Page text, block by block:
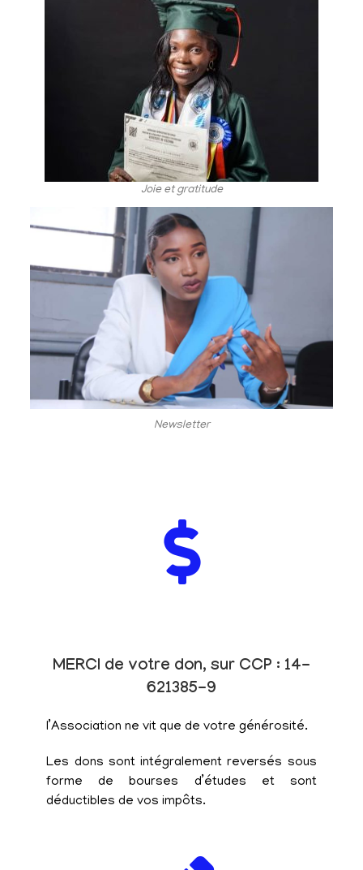
Joie et gratitude
Newsletter
MERCI de votre don, sur CCP : 14-
621385-9
l’Association ne vit que de votre générosité.
Les dons sont intégralement reversés sous
forme de bourses d’études et sont
déductibles de vos impôts.